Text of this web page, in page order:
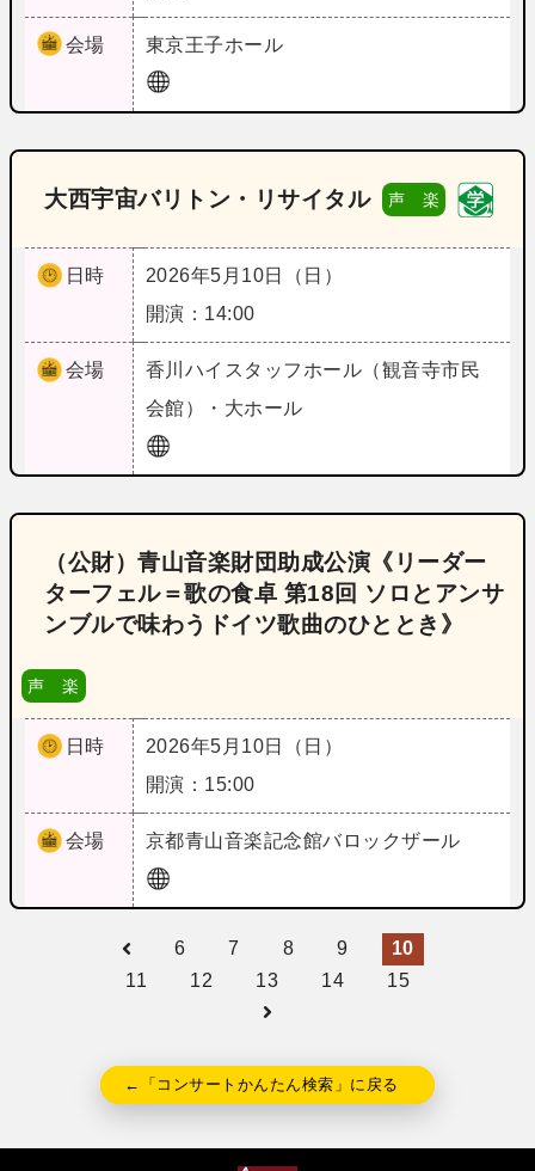
会場 東京王子ホール
大西宇宙バリトン・リサイタル 声 楽
日時
2026年5月10日（日）
開演：14:00
会場 香川 ハイスタッフホール（観音寺市民
会館）・大ホール
（公財）青山音楽財団助成公演《リーダー
ターフェル＝歌の食卓 第18回 ソロとアンサ
ンブルで味わうドイツ歌曲のひととき》
声 楽
日時
2026年5月10日（日）
開演：15:00
会場 京都青山音楽記念館バロックザール
6 7 8 9
10
11
12 13 14 15
←「コンサートかんたん検索」に戻る